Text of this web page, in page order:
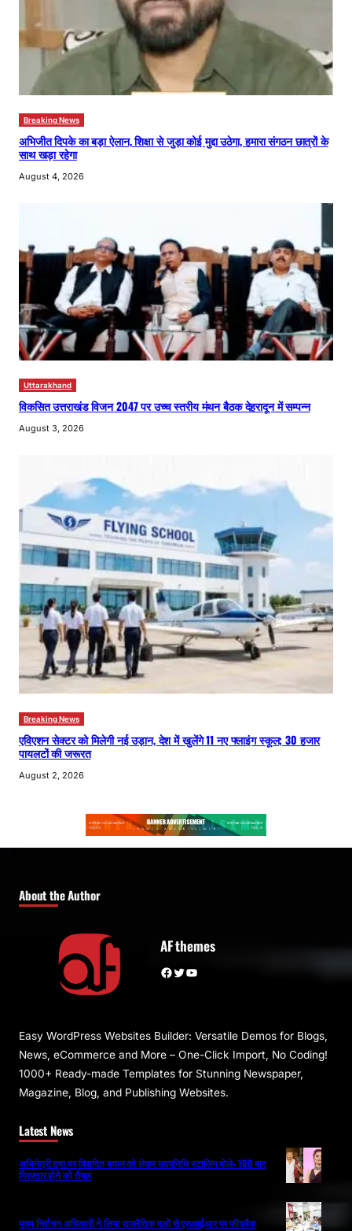
Breaking News
अभिजीत दिपके का बड़ा ऐलान, शिक्षा से जुड़ा कोई मुद्दा उठेगा, हमारा संगठन छात्रों के
साथ खड़ा रहेगा
August 4, 2026
Uttarakhand
विकसित उत्तराखंड विजन 2047 पर उच्च स्तरीय मंथन बैठक देहरादून में सम्पन्न
August 3, 2026
Breaking News
एविएशन सेक्टर को मिलेगी नई उड़ान, देश में खुलेंगे 11 नए फ्लाइंग स्कूल; 30 हजार
पायलटों की जरूरत
August 2, 2026
About the Author
AF themes
Facebook Twitter YouTube
Easy WordPress Websites Builder: Versatile Demos for Blogs,
News, eCommerce and More – One-Click Import, No Coding!
1000+ Ready-made Templates for Stunning Newspaper,
Magazine, Blog, and Publishing Websites.
Latest News
अभिनेत्री तृषा पर विवादित बयान को लेकर उदयनिधि स्टालिन बोले- 100 बार
गिरफ्तार होने को तैयार
मुख्य निर्वाचन अधिकारी ने लिया राजनैतिक दलों से एसआईआर पर फीडबैक